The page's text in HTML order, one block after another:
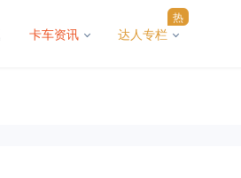
卡车资讯 达人专栏
热